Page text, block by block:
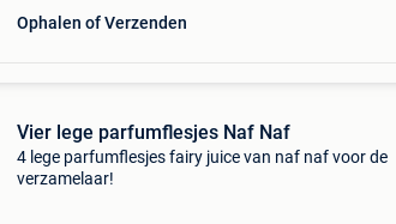
Ophalen of Verzenden
Vier lege parfumflesjes Naf Naf
4 lege parfumflesjes fairy juice van naf naf voor de
verzamelaar!